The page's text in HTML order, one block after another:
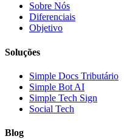
Sobre Nós
Diferenciais
Objetivo
Soluções
Simple Docs Tributário
Simple Bot AI
Simple Tech Sign
Social Tech
Blog